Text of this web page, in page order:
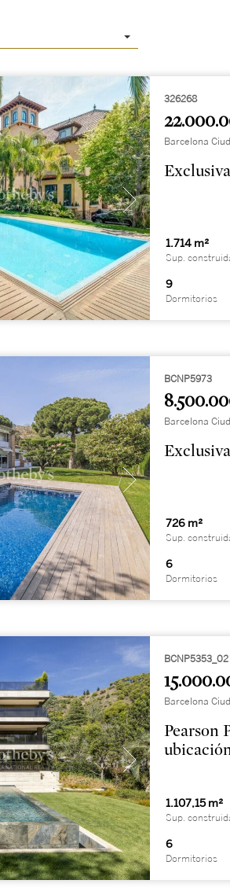
326268
Barcelona
1.714 m²
Sup.
9
Dormitorios
BCNP5973
Barcelona
726 m²
Sup.
6
Dormitorios
BCNP5353_02
Barcelona
Pearson
1.107,15 m²
Sup.
6
Dormitorios